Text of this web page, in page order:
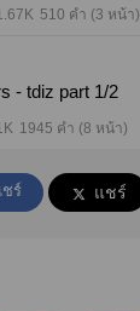
510 คำ (3 หน้า)
- tdiz part 1/2
1945 คำ (8 หน้า)
ชร์ แชร์